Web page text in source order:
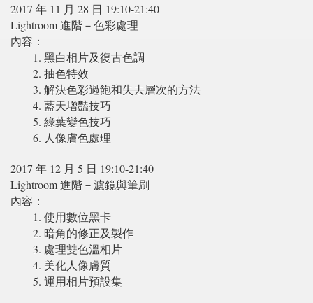
2017 年 11 月 28 日 19:10-21:40
Lightroom 進階－色彩處理
內容：
1. 黑白相片及復古色調
2. 抽色特效
3. 解決色彩過飽和失去層次的方法
4. 藍天增豔技巧
5. 綠葉變色技巧
6. 人像膚色處理
2017 年 12 月 5 日 19:10-21:40
Lightroom 進階－濾鏡與筆刷
內容：
1. 使用數位黑卡
2. 暗角的修正及製作
3. 處理雙色溫相片
4. 美化人像膚質
5. 運用相片預設集